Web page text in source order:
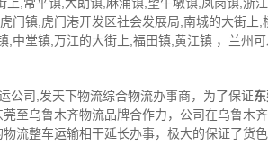
门镇,虎门港开发区社会发展局,南城的大街
,中堂镇,万江的大街上,福田镇,黄江镇 ，兰州
公司,发天下物流综合物流办事商，为了保证
至乌鲁木齐物流品牌合作力，公司在乌鲁木
流整车运输相干延长办事，极大的保证了货